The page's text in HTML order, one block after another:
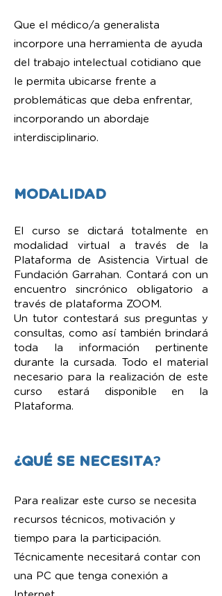
Que el médico/a generalista
incorpore una herramienta de ayuda
del trabajo intelectual cotidiano que
le permita ubicarse frente a
problemáticas que deba enfrentar,
incorporando un abordaje
interdisciplinario.
MODALIDAD
El curso se dictará totalmente en
modalidad virtual a través de la
Plataforma de Asistencia
Virtual de
Fundación Garrahan. Contará con un
encuentro sincrónico obligatorio a
través de plataforma ZOOM.
Un tutor contestará sus preguntas y
consultas, como así también brindará
toda la información pertinente
durante la cursada. Todo el material
necesario para la realización de este
curso estará disponible en la
Plataforma.
¿QUÉ SE NECESITA?
Para realizar este curso se necesita
recursos técnicos, motivación y
tiempo para la participación.
Técnicamente necesitará contar con
una PC que tenga conexión a